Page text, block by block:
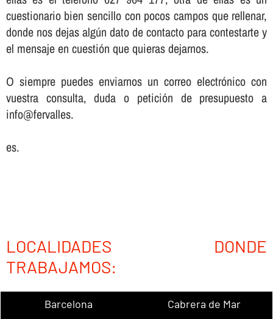
cuestionario bien sencillo con pocos campos que rellenar,
donde nos dejas algún dato de contacto para contestarte y
el mensaje en cuestión que quieras dejarnos.
O siempre puedes enviarnos un correo electrónico con
vuestra consulta, duda o petición de presupuesto a
info@fervalles.
es.
LOCALIDADES DONDE
TRABAJAMOS:
Barcelona
Cabrera de Mar